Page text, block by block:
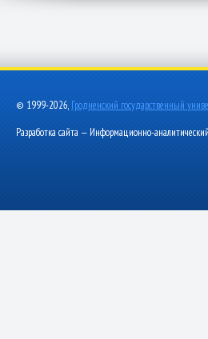
© 1999-2026, Гродненский государственный
Разработка сайта — Информационно-